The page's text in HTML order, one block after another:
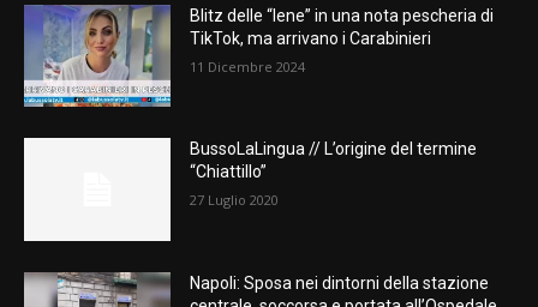
Blitz delle “Iene” in una nota pescheria di
TikTok, ma arrivano i Carabinieri
11 Dicembre 2024
BussoLaLingua // L’origine del termine
“Chiattillo”
27 Luglio 2020
Napoli: Sposa nei dintorni della stazione